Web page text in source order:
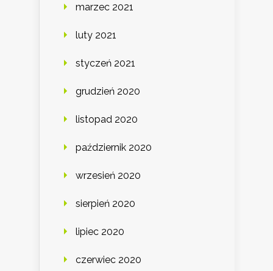
marzec 2021
luty 2021
styczeń 2021
grudzień 2020
listopad 2020
październik 2020
wrzesień 2020
sierpień 2020
lipiec 2020
czerwiec 2020